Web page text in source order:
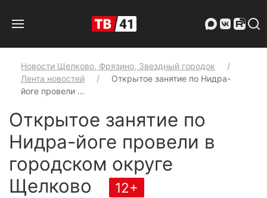
Новости Щелково, Фрязино, Звездный городок
Лента новостей
Открытое занятие по Нидра-
йоге провели …
Открытое занятие по
Нидра-йоге провели в
городском округе
Щелково
12+